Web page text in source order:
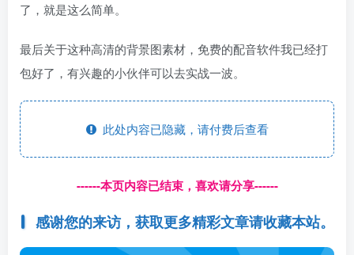
了，就是这么简单。
最后关于这种高清的背景图素材，免费的配音软件我已经打
包好了，有兴趣的小伙伴可以去实战一波。
此处内容已隐藏，请付费后查看
------本页内容已结束，喜欢请分享------
感谢您的来访，获取更多精彩文章请收藏本站。